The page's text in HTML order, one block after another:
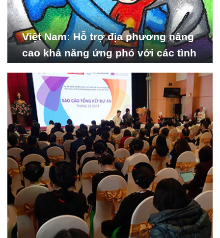
Việt Nam: Hỗ trợ địa phương nâng
cao khả năng ứng phó với các tình